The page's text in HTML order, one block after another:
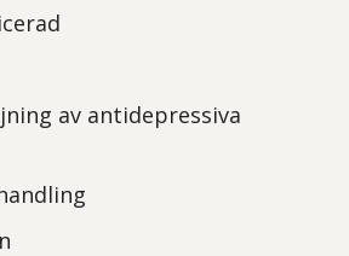
av antidepressiva